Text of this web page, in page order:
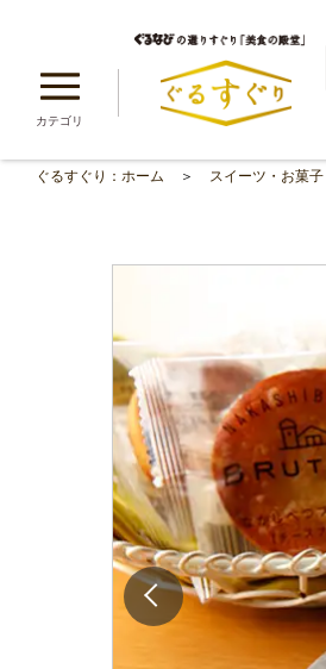
カテゴリ
ぐるすぐり：ホーム スイーツ・お菓子